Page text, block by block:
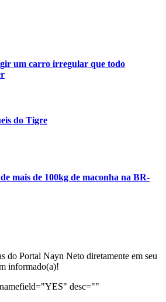
um carro irregular que todo
do Tigre
mais de 100kg de maconha na BR-
do Portal Nayn Neto diretamente em seu
informado(a)!
desc=""